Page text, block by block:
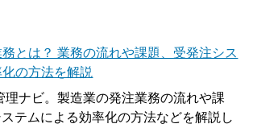
とは？ 業務の流れや課題、受発注シス
の方法を解説
理ナビ。製造業の発注業務の流れや課
テムによる効率化の方法などを解説し